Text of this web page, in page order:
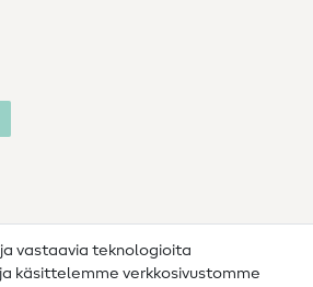
vastaavia teknologioita
käsittelemme verkkosivustomme